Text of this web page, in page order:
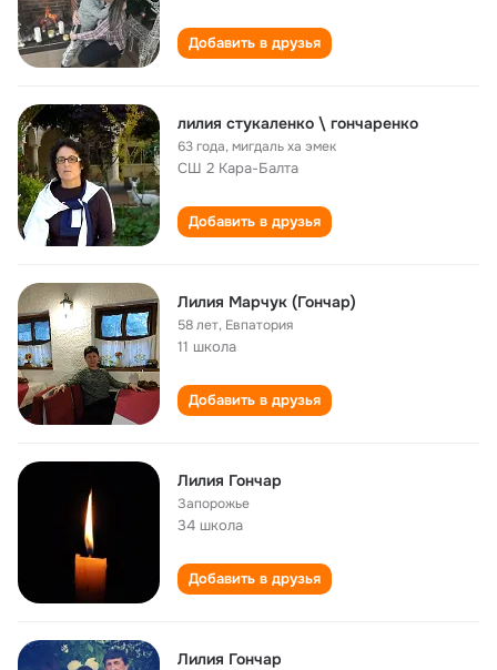
Добавить в друзья
лилия стукаленко \ гончаренко
63 года,мигдаль ха эмек
СШ 2 Кара-Балта
Добавить в друзья
Лилия Марчук (Гончар)
58 лет, Евпатория
11 школа
Добавить в друзья
Лилия Гончар
Запорожье
34 школа
Добавить в друзья
Лилия Гончар